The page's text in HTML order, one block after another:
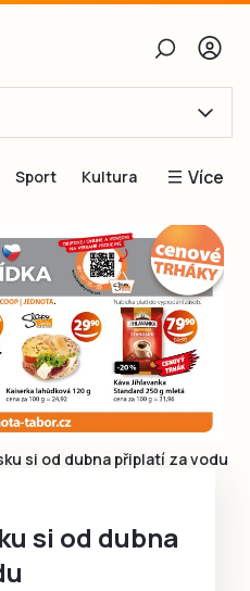
Obnovit heslo
se
Facebook
chci seRegistrovat
Sport Kultura Více
Inspirace
Čtenáři píší
Speciální přílohy
Inzerce
si od dubna připlatí za vodu
si od dubna